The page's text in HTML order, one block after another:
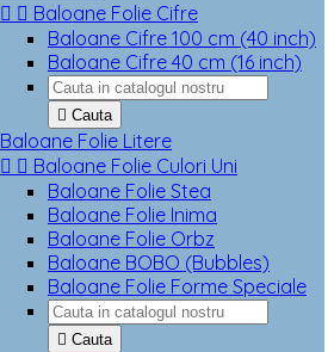
  Baloane Folie Cifre
Baloane Cifre 100 cm (40 inch)
Baloane Cifre 40 cm (16 inch)
 Cauta
Baloane Folie Litere
  Baloane Folie Culori Uni
Baloane Folie Stea
Baloane Folie Inima
Baloane Folie Orbz
Baloane BOBO (Bubbles)
Baloane Folie Forme Speciale
 Cauta